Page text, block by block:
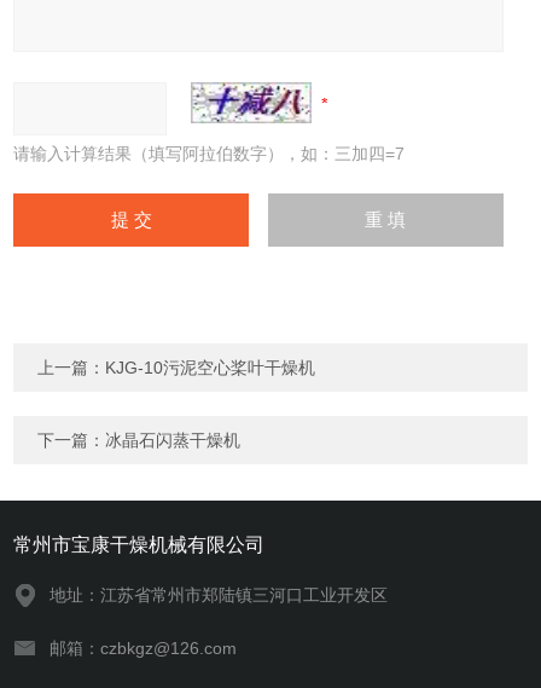
请输入计算结果（填写阿拉伯数字），如：三加四=7
上一篇： KJG-10污泥空心桨叶干燥机
下一篇： 冰晶石闪蒸干燥机
常州市宝康干燥机械有限公司
地址：江苏省常州市郑陆镇三河口工业开发区
邮箱：czbkgz@126.com